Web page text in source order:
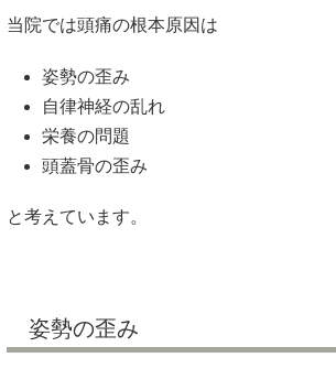
当院では頭痛の根本原因は
姿勢の歪み
自律神経の乱れ
栄養の問題
頭蓋骨の歪み
と考えています。
姿勢の歪み